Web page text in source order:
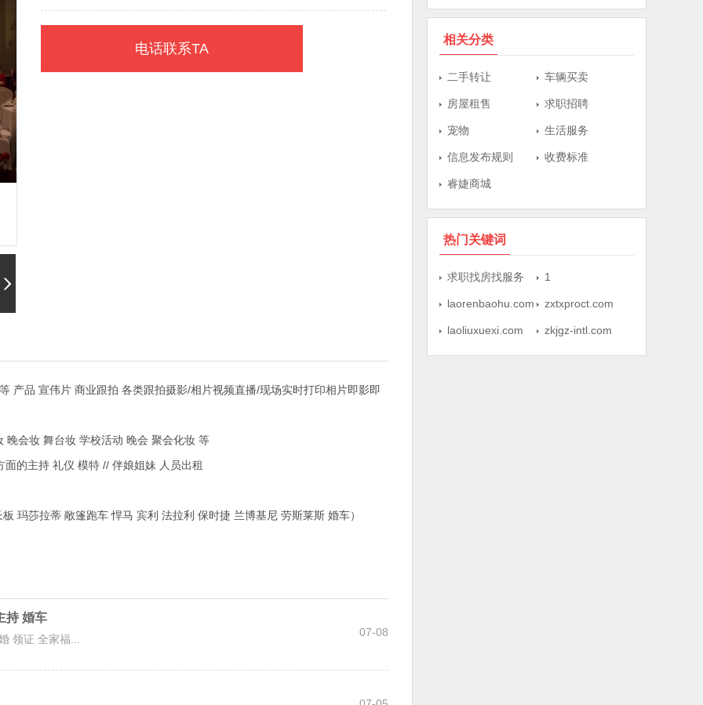
电话联系TA
16598565623-陈女士
产品 宣伟片 商业跟拍 各类跟拍摄影/相片视频直播/现场实时打印相片即影即
晚会妆 舞台妆 学校活动 晚会 聚会化妆 等
的主持 礼仪 模特 // 伴娘姐妹 人员出租
玛莎拉蒂 敞篷跑车 悍马 宾利 法拉利 保时捷 兰博基尼 劳斯莱斯 婚车）
持 婚车
领证 全家福...
07-08
相关分类
二手转让 车辆买卖
房屋租售 求职招聘
宠物 生活服务
信息发布规则 收费标准
睿婕商城
热门关键词
求职找房找服务 1
laorenbaohu.com zxtxproct.com
laoliuxuexi.com zkjgz-intl.com